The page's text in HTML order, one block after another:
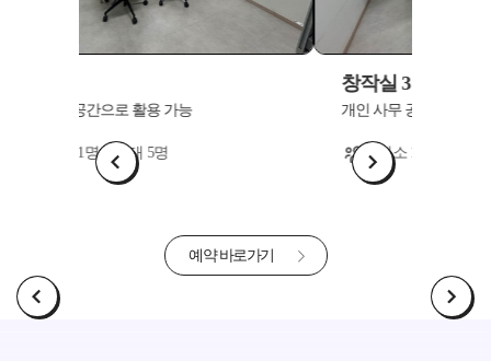
개인 사무 공간으로 활용 가능
최소 1명 ~ 최대 5명
예약 바로가기